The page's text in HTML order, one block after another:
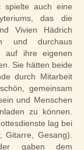
spielte auch eine
das die
Vivien Hädrich
und durchaus
auf ihre eigenen
Sie hätten beide
durch Mitarbeit
gemeinsam
und Menschen
zu können.
lag bei
Gitarre, Gesang).
gaben dem